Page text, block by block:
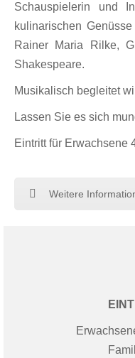
Schauspielerin und
kulinarischen
Rainer Maria Rilke,
Shakespeare.
Musikalisch begleitet
Lassen Sie es sich
Eintritt für Erwachsene
Weitere